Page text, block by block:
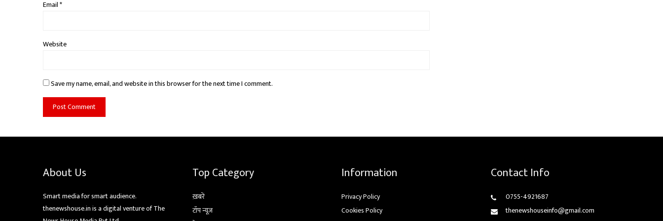
Email*
Website
Save my name, email, and website in this browser for the next time I comment.
About Us
Smart media for smart audience.
thenewshouse.in is a digital venture of The
Top Category
ख़बरें
टॉप न्यूज़
Information
Privacy Policy
Cookies Policy
Contact Info
0755-4921687
thenewshouseinfo@gmail.com